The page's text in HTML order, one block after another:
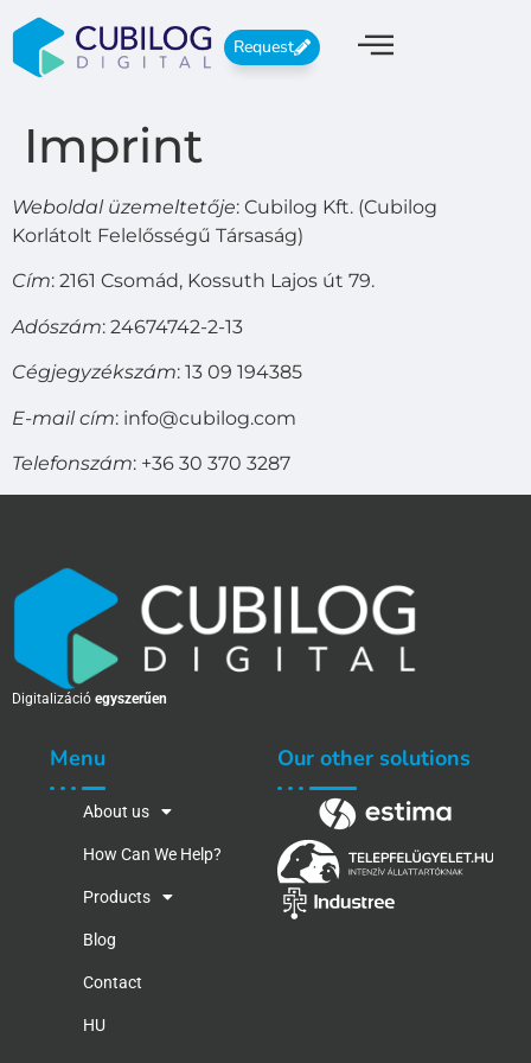
Request
Imprint
Weboldal üzemeltetője: Cubilog Kft. (Cubilog
Korlátolt Felelősségű Társaság)
Cím: 2161 Csomád, Kossuth Lajos út 79.
Adószám: 24674742-2-13
Cégjegyzékszám: 13 09 194385
E-mail cím: info@cubilog.com
Telefonszám: +36 30 370 3287
Digitalizáció egyszerűen
Menu
About us
How Can We Help?
Products
Blog
Contact
HU
Our other solutions